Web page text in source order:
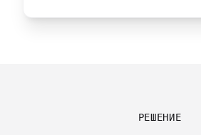
РЕШЕНИЕ